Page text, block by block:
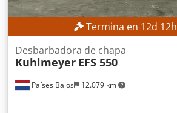
Termina en 12d 12h
Países Bajos 12.079 km
Desbarbadora de chapa
Kuhlmeyer EFS 550